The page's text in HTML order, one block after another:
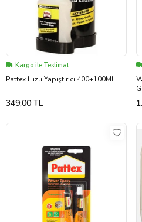
Kargo ile Teslimat
Pattex Hızlı Yapıştırıcı 400+100Ml
349,00 TL